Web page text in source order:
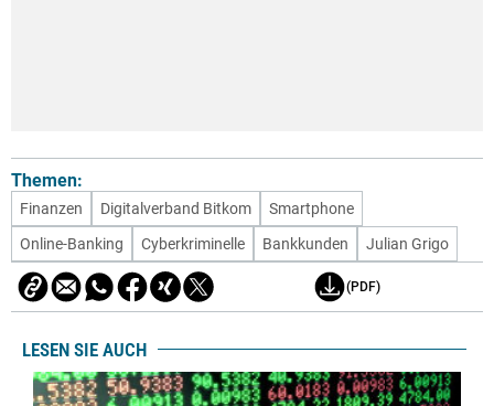
Themen:
Finanzen Digitalverband Bitkom
Smartphone
Online-Banking
Cyberkriminelle Bankkunden Julian Grigo
(PDF)
LESEN SIE AUCH